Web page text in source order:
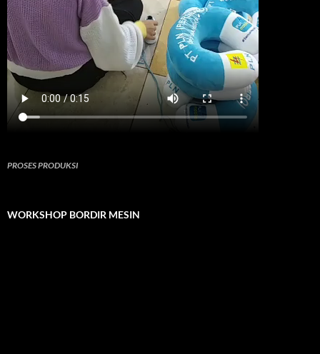
PROSES PRODUKSI
WORKSHOP BORDIR MESIN